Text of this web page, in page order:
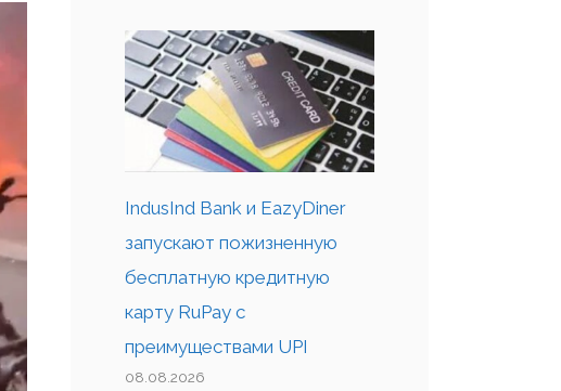
IndusInd Bank и EazyDiner
запускают пожизненную
бесплатную кредитную
карту RuPay с
преимуществами UPI
08.08.2026